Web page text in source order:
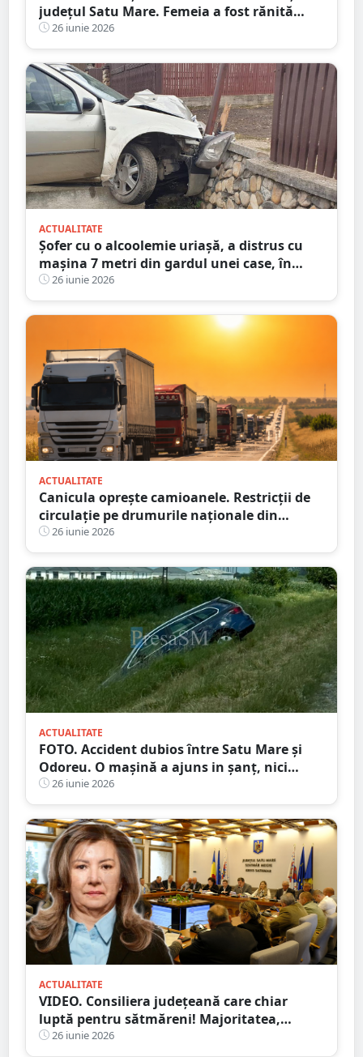
județul Satu Mare. Femeia a fost rănită
grav26 iunie 2026
ACTUALITATE
Șofer cu o alcoolemie uriașă, a distrus cu
mașina 7 metri din gardul unei case, în
județul Satu Mare
26 iunie 2026
ACTUALITATE
Canicula oprește camioanele. Restricții de
circulație pe drumurile naționale din
județul Satu Mare
26 iunie 2026
ACTUALITATE
FOTO. Accident dubios între Satu Mare și
Odoreu. O mașină a ajuns in șanț, nici
urmă de sofer
26 iunie 2026
ACTUALITATE
VIDEO. Consiliera județeană care chiar
luptă pentru sătmăreni! Majoritatea,
”acontată” să doarmă-n scaun
26 iunie 2026